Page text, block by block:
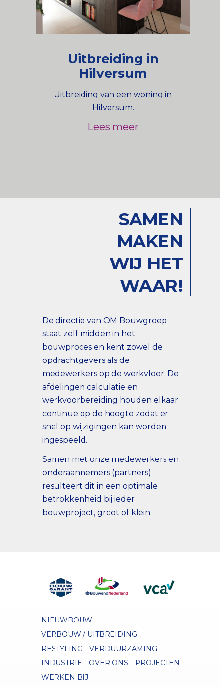
Uitbreiding in
Hilversum
Uitbreiding van een woning in
Hilversum.
Lees meer
SAMEN
MAKEN
WIJ HET
WAAR!
De directie van OM Bouwgroep
staat zelf midden in het
bouwproces en kent zowel de
opdrachtgevers als de
medewerkers op de werkvloer. De
afdelingen calculatie en
werkvoorbereiding houden elkaar
continue op de hoogte zodat er
snel op wijzigingen kan worden
ingespeeld.
Samen met onze medewerkers en
onderaannemers (partners)
resulteert dit in een optimale
betrokkenheid bij ieder
bouwproject, groot of klein.
NIEUWBOUW
VERBOUW / UITBREIDING
RESTYLING
VERDUURZAMING
INDUSTRIE
OVER ONS
PROJECTEN
WERKEN BIJ